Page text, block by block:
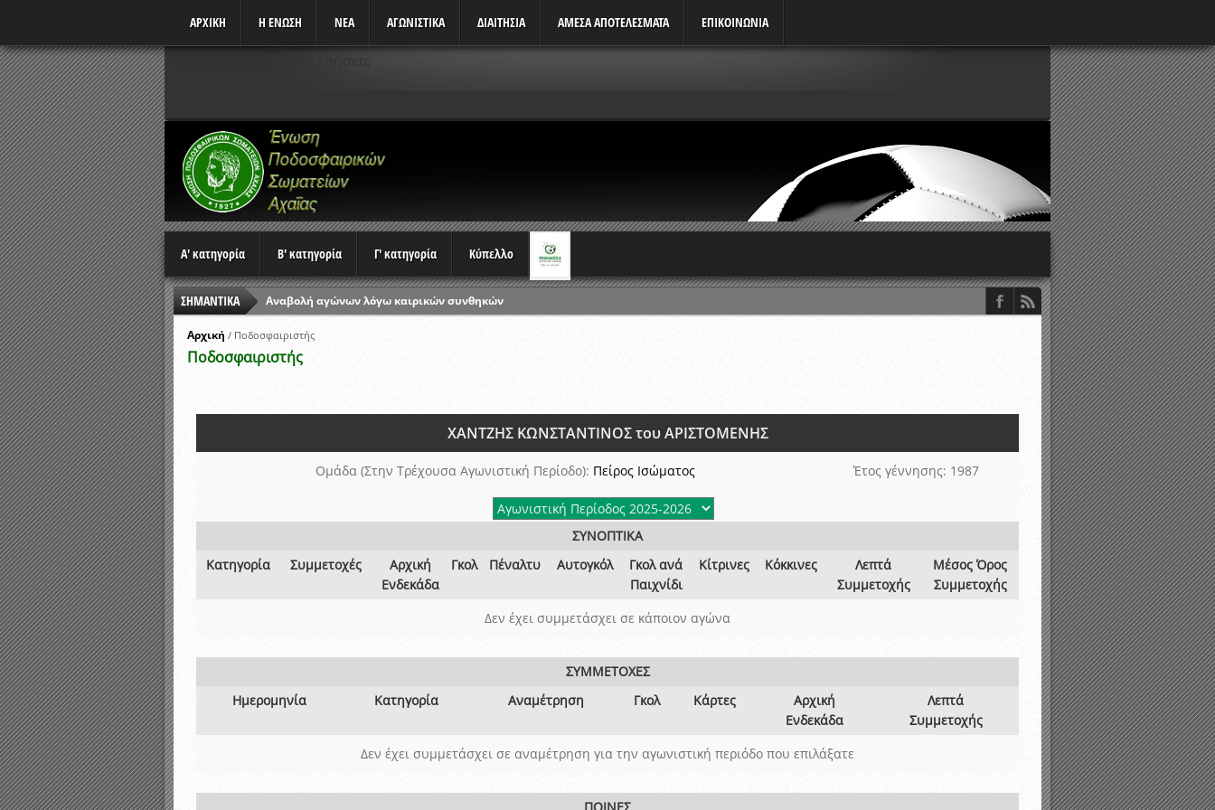
ΑΡΧΙΚΗ Η ΕΝΩΣΗ ΝΕΑ ΑΓΩΝΙΣΤΙΚΆ ΔΙΑΙΤΗΣΙΑ ΑΜΕΣΑ ΑΠΟΤΕΛΕΣΜΑΤΑ ΕΠΙΚΟΙΝΩΝΙΑ
Α' κατηγορία Β' κατηγορία Γ' κατηγορία Κύπελλο
ΣΗΜΑΝΤΙΚΑ
Αναβολή αγώνων λόγω καιρικών συνθηκών
Ώρες έναρξης αγώνων Πρωταθλημάτων
Αποτελέσματα επαναληπτικών γραπτών εξετάσεων και αγωνιστικών δοκιμασιών διαιτητών και παρατηρητών ΕΠΣΑ
Κληρώσεις Πρωταθλημάτων και Κυπέλλου 2015-2016
Αρχική / Ποδοσφαιριστής
Ποδοσφαιριστής
ΧΑΝΤΖΗΣ ΚΩΝΣΤΑΝΤΙΝΟΣ του ΑΡΙΣΤΟΜΕΝΗΣ
Ομάδα (Στην Τρέχουσα Αγωνιστική Περίοδο): Πείρος Ισώματος Έτος γέννησης: 1987
ΣΥΝΟΠΤΙΚΑ
Κατηγορία
Συμμετοχές
Αρχική
Ενδεκάδα
Γκολ Πέναλτυ Αυτογκόλ
Γκολ ανά
Παιχνίδι
Κίτρινες Κόκκινες
Λεπτά
Συμμετοχής
Μέσος Όρος
Συμμετοχής
Δεν έχει συμμετάσχει σε κάποιον αγώνα
ΣΥΜΜΕΤΟΧΕΣ
Ημερομηνία
Κατηγορία Αναμέτρηση Γκολ Κάρτες
Αρχική
Ενδεκάδα
Λεπτά
Συμμετοχής
Δεν έχει συμμετάσχει σε αναμέτρηση για την αγωνιστική περιόδο που επιλάξατε